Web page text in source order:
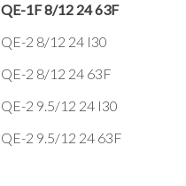
QE-1F 8/12 24 63F
QE-2 8/12 24 I30
QE-2 8/12 24 63F
QE-2 9.5/12 24 I30
QE-2 9.5/12 24 63F